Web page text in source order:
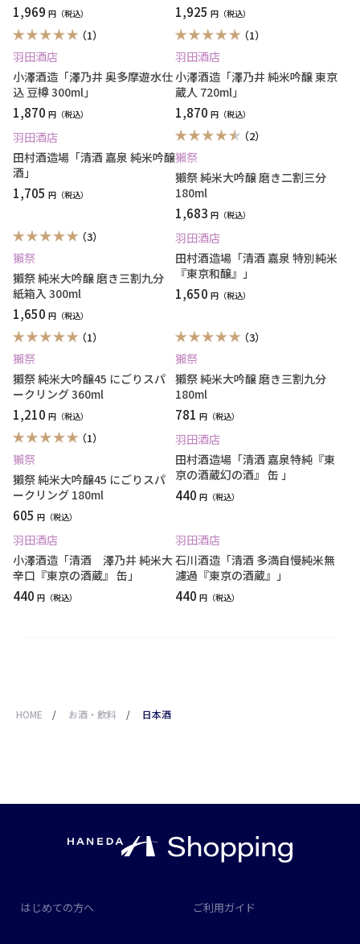
1,969 円 1,925 円
（1）
羽田酒店
小澤酒造「澤乃井 奥多摩遊水仕
込 豆樽 300ml」
1,870 円
（1）
羽田酒店
小澤酒造「澤乃井 純米吟醸 東京
蔵人 720ml」
1,870 円
羽田酒店
田村酒造場「清酒 嘉泉 純米吟醸
酒」
1,705 円
（2）
獺祭
獺祭 純米大吟醸 磨き二割三分
180ml
1,683 円
（3）
獺祭
獺祭 純米大吟醸 磨き三割九分
紙箱入 300ml
1,650 円
羽田酒店
田村酒造場「清酒 嘉泉 特別純米
『東京和醸』」
1,650 円
（1）
獺祭
獺祭 純米大吟醸45 にごりスパ
ークリング 360ml
1,210 円
（3）
獺祭
獺祭 純米大吟醸 磨き三割九分
180ml
781 円
（1）
獺祭
獺祭 純米大吟醸45 にごりスパ
ークリング 180ml
605 円
羽田酒店
田村酒造場「清酒 嘉泉特純『東
京の酒蔵幻の酒』 缶 」
440 円
羽田酒店
小澤酒造「清酒 澤乃井 純米大
辛口『東京の酒蔵』 缶」
440 円
羽田酒店
石川酒造「清酒 多満自慢純米無
濾過『東京の酒蔵』」
440 円
HOME / お酒・飲料 / 日本酒
はじめての方へ ご利用ガイド